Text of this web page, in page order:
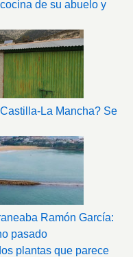
de su abuelo y
La Mancha? Se
Ramón García:
pasado
plantas que parece